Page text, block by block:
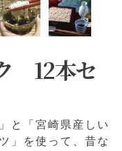
12本セ
と「宮崎県産しい
」を使って、昔な